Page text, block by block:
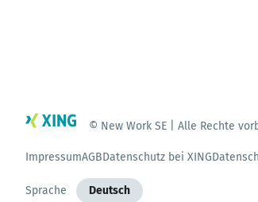
© New Work SE | Alle Rechte
ImpressumAGBDatenschutz bei XING
Sprache Deutsch